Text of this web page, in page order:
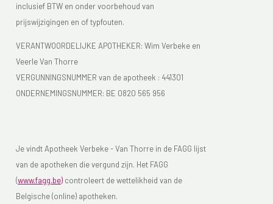
inclusief BTW en onder voorbehoud van
prijswijzigingen en of typfouten.
VERANTWOORDELIJKE APOTHEKER: Wim Verbeke en
Veerle Van Thorre
VERGUNNINGSNUMMER van de apotheek : 441301
ONDERNEMINGSNUMMER: BE 0820 565 956
Je vindt Apotheek Verbeke - Van Thorre in de FAGG lijst
van de apotheken die vergund zijn. Het FAGG
(www.fagg.be) controleert de wettelikheid van de
Belgische (online) apotheken.